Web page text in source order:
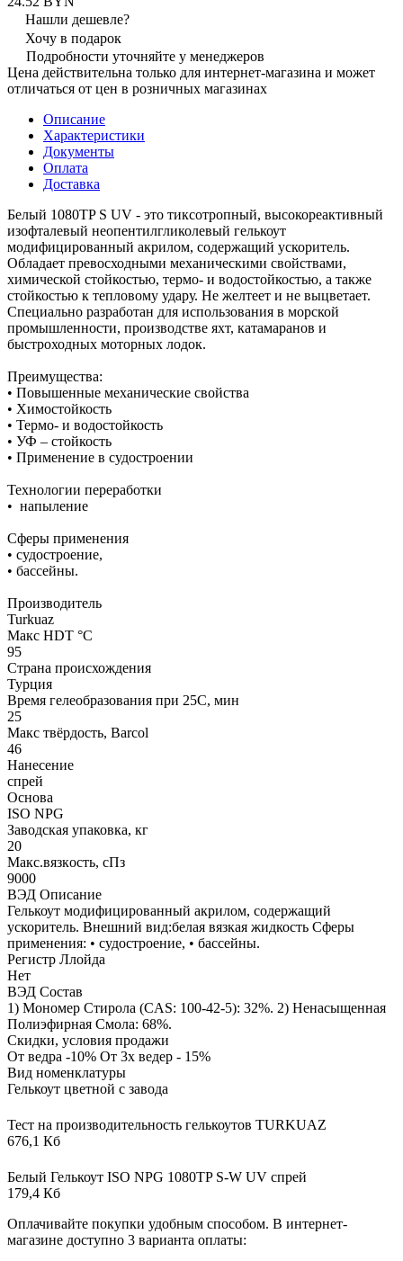
Нашли дешевле?
Хочу в подарок
Подробности уточняйте у менеджеров
Цена действительна только для интернет-магазина и может
отличаться от цен в розничных магазинах
Описание
Характеристики
Документы
Оплата
Доставка
Белый 1080TP S UV - это тиксотропный, высокореактивный
изофталевый неопентилгликолевый гелькоут
модифицированный акрилом, содержащий ускоритель.
Обладает превосходными механическими свойствами,
химической стойкостью, термо- и водостойкостью, а также
стойкостью к тепловому удару. Не желтеет и не выцветает.
Специально разработан для использования в морской
промышленности, производстве яхт, катамаранов и
быстроходных моторных лодок.
Преимущества:
• Повышенные механические свойства
• Химостойкость
• Термо- и водостойкость
• УФ – стойкость
• Применение в судостроении
Технологии переработки
• напыление
Сферы применения
• судостроение,
• бассейны.
Производитель
Turkuaz
Макс HDT °С
95
Страна происхождения
Турция
Время гелеобразования при 25С, мин
25
Макс твёрдость, Barcol
46
Нанесение
спрей
Основа
ISO NPG
Заводская упаковка, кг
20
Макс.вязкoсть, сПз
9000
ВЭД Описание
Гелькоут модифицированный акрилом, содержащий
ускоритель. Внешний вид:белая вязкая жидкость Сферы
применения: • судостроение, • бассейны.
Регистр Ллойда
Нет
ВЭД Состав
1) Мономер Стирола (CAS: 100-42-5): 32%. 2) Ненасыщенная
Полиэфирная Смола: 68%.
Скидки, условия продажи
От ведра -10% От 3х ведер - 15%
Вид номенклатуры
Гелькоут цветной с завода
Тест на производительность гелькоутов TURKUAZ
676,1 Кб
Белый Гелькоут ISO NPG 1080TP S-W UV спрей
179,4 Кб
Оплачивайте покупки удобным способом. В интернет-
магазине доступно 3 варианта оплаты: